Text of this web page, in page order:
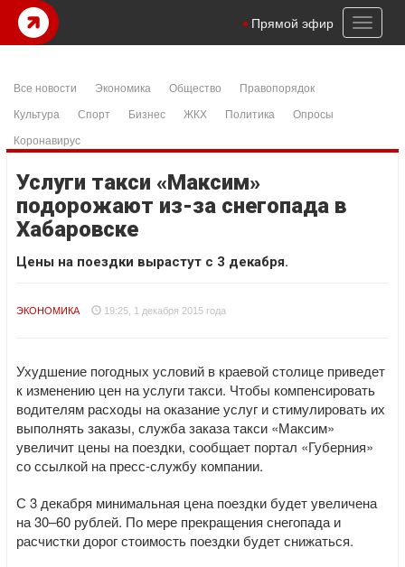
Toggle
Прямой эфир
Все новости Экономика Общество
Правопорядок
Культура
Спорт Бизнес ЖКХ Политика
Опросы
Коронавирус
Услуги такси «Максим»
подорожают из-за снегопада в
Хабаровске
Цены на поездки вырастут с 3 декабря.
ЭКОНОМИКА 19:25, 1 декабря 2015 года
Ухудшение погодных условий в краевой столице приведет
к изменению цен на услуги такси. Чтобы компенсировать
водителям расходы на оказание услуг и стимулировать их
выполнять заказы, служба заказа такси «Максим»
увеличит цены на поездки, сообщает портал «Губерния»
со ссылкой на пресс-службу компании.
С 3 декабря минимальная цена поездки будет увеличена
на 30–60 рублей. По мере прекращения снегопада и
расчистки дорог стоимость поездки будет снижаться.